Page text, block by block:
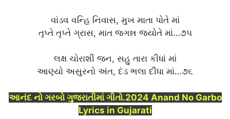
વાંડવ વન્હિ નિવાસ, મુખ માતા પોતે માં
તૃપ્તે તૃપ્તે ગ્રાસ, માત જગન્ન જ્યોતે માં…૭૫
લક્ષ ચોરાશી જન, સહુ તારા કીધાં માં
આણ્યો અસુરનો અંત, દંડ ભલા દીધા માં…૭૬
આનંદ નો ગરબો ગુજરાતીમાં ગીતો.2024 Anand No Garbo
Lyrics in Gujarati